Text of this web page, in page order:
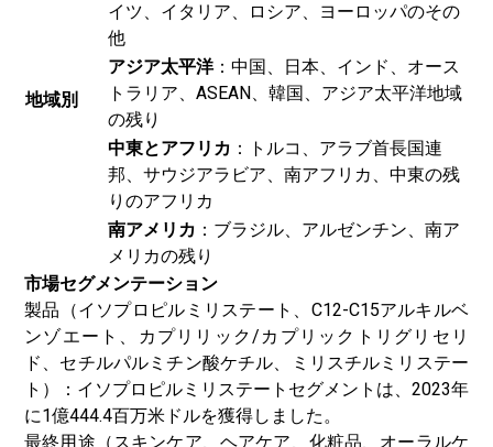
地域別
イツ、イタリア、ロシア、ヨーロッパのその
他
アジア太平洋：中国、日本、インド、オース
トラリア、ASEAN、韓国、アジア太平洋地域
の残り
中東とアフリカ ：トルコ、アラブ首長国連
邦、サウジアラビア、南アフリカ、中東の残
りのアフリカ
南アメリカ ：ブラジル、アルゼンチン、南ア
メリカの残り
市場セグメンテーション
製品（イソプロピルミリステート、C12-C15アルキルベ
ンゾエート、カプリリック/カプリックトリグリセリ
ド、セチルパルミチン酸ケチル、ミリスチルミリステー
ト）：イソプロピルミリステートセグメントは、2023年
に1億444.4百万米ドルを獲得しました。
最終用途（スキンケア、ヘアケア、化粧品、オーラルケ